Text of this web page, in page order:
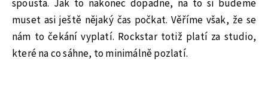
spousta. Jak to nakonec dopadne, na to si budeme
muset asi ještě nějaký čas počkat. Věříme však, že se
nám to čekání vyplatí. Rockstar totiž platí za studio,
které na co sáhne, to minimálně pozlatí.